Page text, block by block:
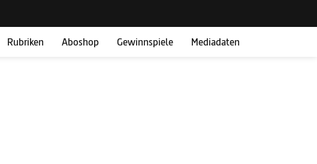
Rubriken Aboshop Gewinnspiele Mediadaten